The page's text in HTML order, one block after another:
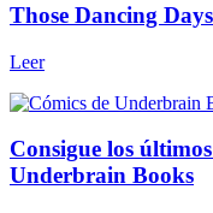
Those Dancing
Leer
Consigue los
Underbrain Books